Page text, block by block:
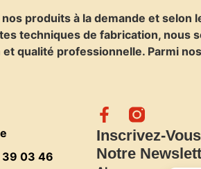
produits à la demande et selon
techniques de fabrication, nous
qualité professionnelle. Parmi
03 46
Inscrivez-
Notre